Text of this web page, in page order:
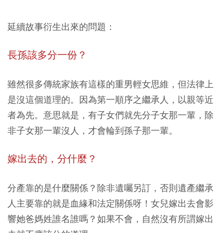
延續故事衍生出來的問題：
長孫該多分一份？
雖然很多傳統家族有這樣的重男輕女思維，但法律上
是沒這個道理的。因為第一順序之繼承人，以親等近
者為先。意思就是，有子女們就先分子女那一輩，除
非子女那一輩沒人，才會輪到孫子那一輩。
嫁出去的，分什麼？
分產靠的是什麼關係？除非遺囑另訂，否則遺產繼承
人主要靠的就是血緣和法定關係呀！女兒嫁出去會影
響她爸媽姓誰名誰嗎？如果不會，自然沒有所謂嫁出